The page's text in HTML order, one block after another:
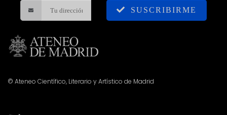
SUSCRIBIRME
© Ateneo Científico, Literario y Artístico de Madrid